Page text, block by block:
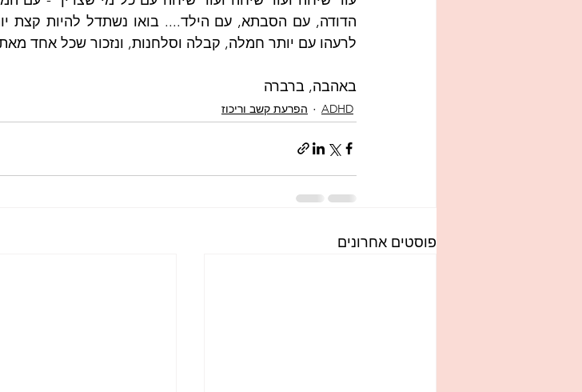
לרעהו עם יותר חמלה, קבלה וסלחנות, ונזכור שכל אחד
באהבה, ברברה
ADHD הפרעת קשב וריכוז
פוסטים אחרונים